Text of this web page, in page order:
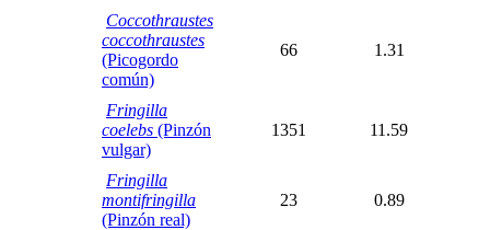
Coccothraustes
coccothraustes
(Picogordo
común)
66 1.31
Fringilla
coelebs (Pinzón
vulgar)
1351 11.59
Fringilla
montifringilla
(Pinzón real)
23 0.89